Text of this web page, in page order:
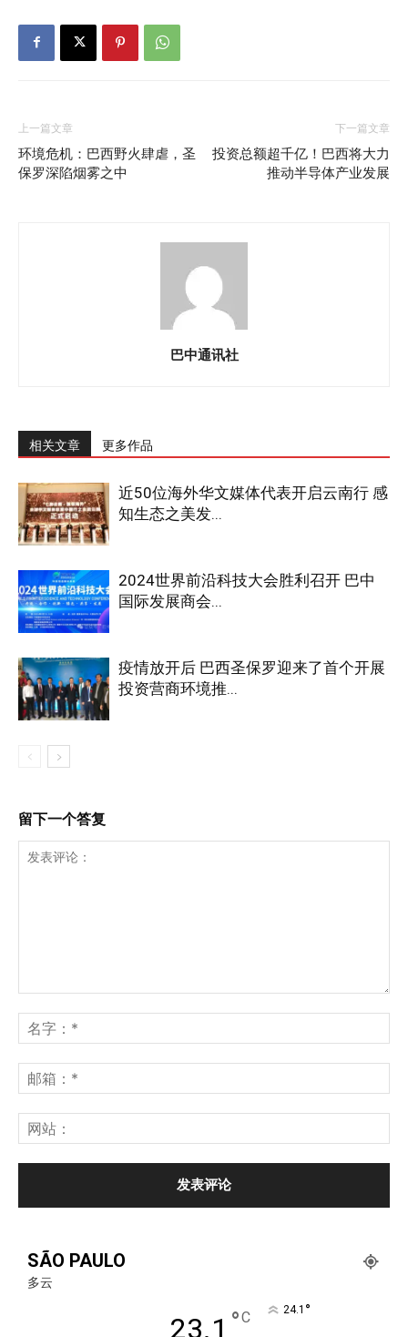
上一篇文章
环境危机：巴西野火肆虐，圣
保罗深陷烟雾之中
下一篇文章
投资总额超千亿！巴西将大力
推动半导体产业发展
巴中通讯社
相关文章 更多作品
近50位海外华文媒体代表开启云南行 感
知生态之美发...
2024世界前沿科技大会胜利召开 巴中
国际发展商会...
疫情放开后 巴西圣保罗迎来了首个开展
投资营商环境推...
留下一个答复
SÃO PAULO
多云
23.1 °C 24.1 °